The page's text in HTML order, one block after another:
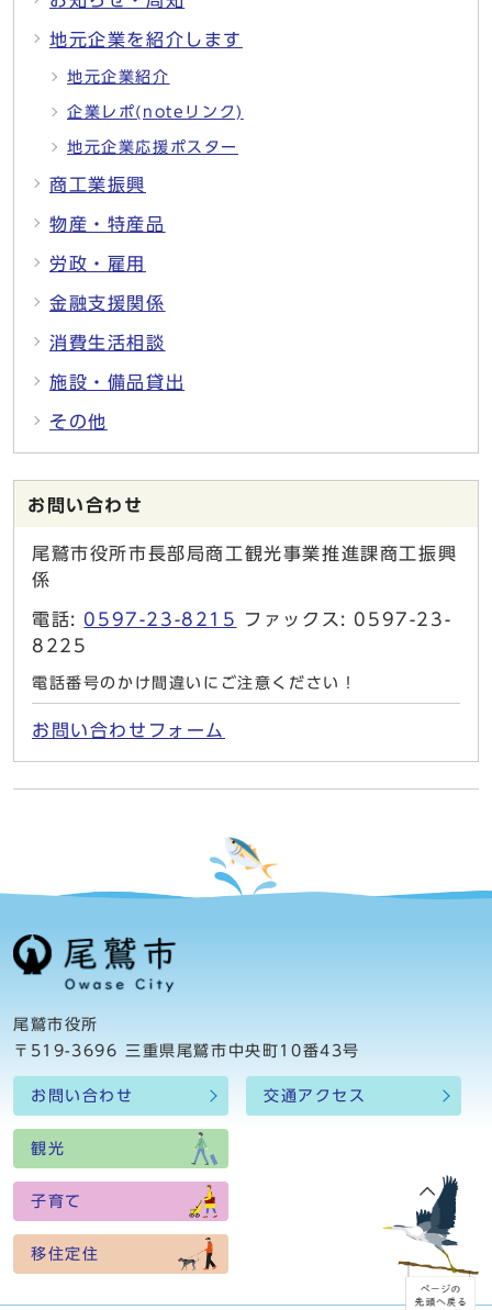
地元企業を紹介します
地元企業紹介
企業レポ(noteリンク)
地元企業応援ポスター
商工業振興
物産・特産品
労政・雇用
金融支援関係
消費生活相談
施設・備品貸出
その他
お問い合わせ
尾鷲市役所市長部局商工観光事業推進課商工振興
係
電話: 0597-23-8215
ファックス: 0597-23-
8225
電話番号のかけ間違いにご注意ください！
お問い合わせフォーム
尾鷲市役所
〒519-3696 三重県尾鷲市中央町10番43号
お問い合わせ 交通アクセス
観光
子育て
移住定住